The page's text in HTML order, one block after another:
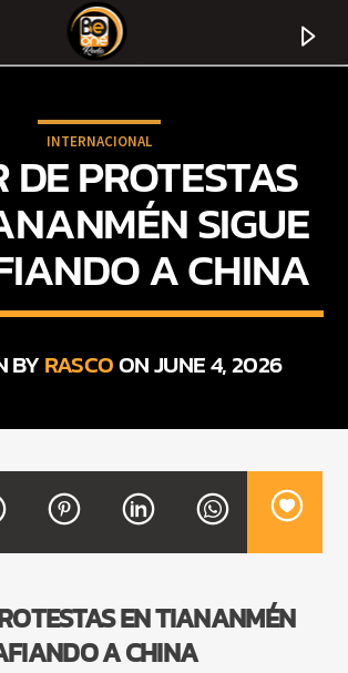
DJ MIX
AM
INTERNACIONAL
DE PROTESTAS
SIGUE
A CHINA
BYRASCOON JUNE 4, 2026
EN TIANANMÉN
A CHINA